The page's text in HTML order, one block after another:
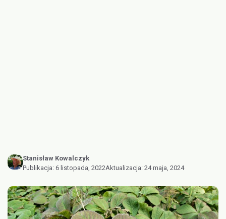
Stanisław Kowalczyk
Publikacja: 6 listopada, 2022Aktualizacja: 24 maja, 2024